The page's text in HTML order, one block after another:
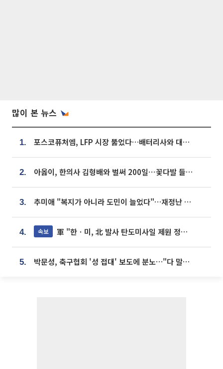
많이 본 뉴스
1. 포스코퓨처엠, LFP 시장 뚫었다…배터리사와 대규모 장기 공급 합의
2. 아옳이, 한의사 김형배와 벌써 200일⋯꽃다발 들고 "프러포즈 아냐"
3. 추미애 "복지가 아니라 도민이 늘었다"…재정난 책임론 정면돌파
4. 속보 軍 "한ㆍ미, 北 발사 탄도미사일 제원 정밀분석 중"
5. 박문성, 축구협회 '성 접대' 보도에 분노…"다 말아먹으려고 작정했나"